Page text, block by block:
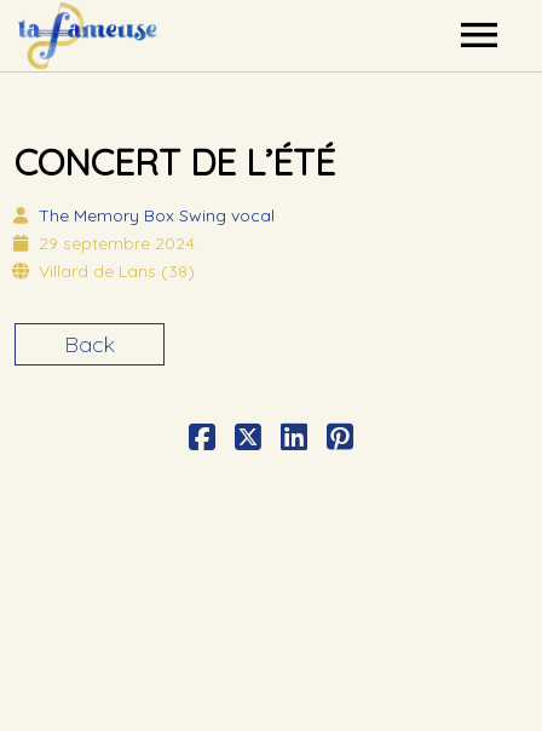
Agenda
Label
CONCERT DE L’ÉTÉ
The Memory Box Swing vocal
29 septembre 2024
Villard de Lans (38)
Back